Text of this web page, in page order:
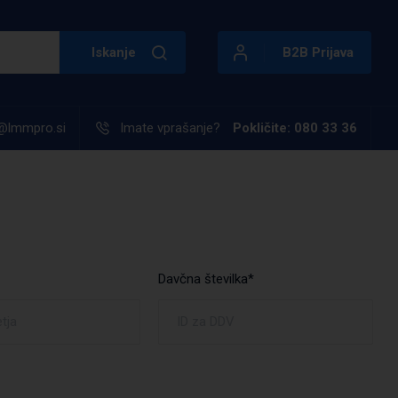
Iskanje B2B Prijava
Imate vprašanje? Pokličite: 080 33 36
Davčna številka*